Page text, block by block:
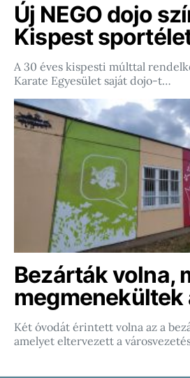
Új NEGO dojo
Kispest
A 30 éves kispesti múlttal
Karate Egyesület saját dojo-t…
Bezárták volna,
megmenekültek
Két óvodát érintett volna az a
amelyet eltervezett a